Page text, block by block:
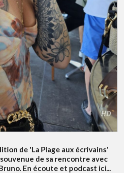
de 'La Plage aux écrivains'
de sa rencontre avec
En écoute et podcast ici...